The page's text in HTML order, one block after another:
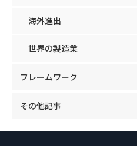
海外進出
世界の製造業
フレームワーク
その他記事